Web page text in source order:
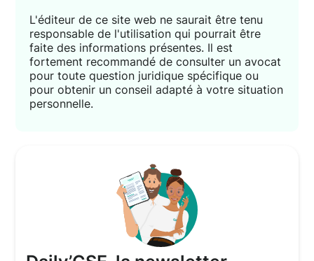
L'éditeur de ce site web ne saurait être tenu
responsable de l'utilisation qui pourrait être
faite des informations présentes. Il est
fortement recommandé de consulter un avocat
pour toute question juridique spécifique ou
pour obtenir un conseil adapté à votre situation
personnelle.